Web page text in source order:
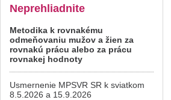
Neprehliadnite
Metodika k rovnakému
odmeňovaniu mužov a žien za
rovnakú prácu alebo za prácu
rovnakej hodnoty
Usmernenie MPSVR SR k sviatkom
8.5.2026 a 15.9.2026